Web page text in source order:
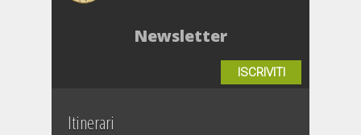
Newsletter
ISCRIVITI
Itinerari